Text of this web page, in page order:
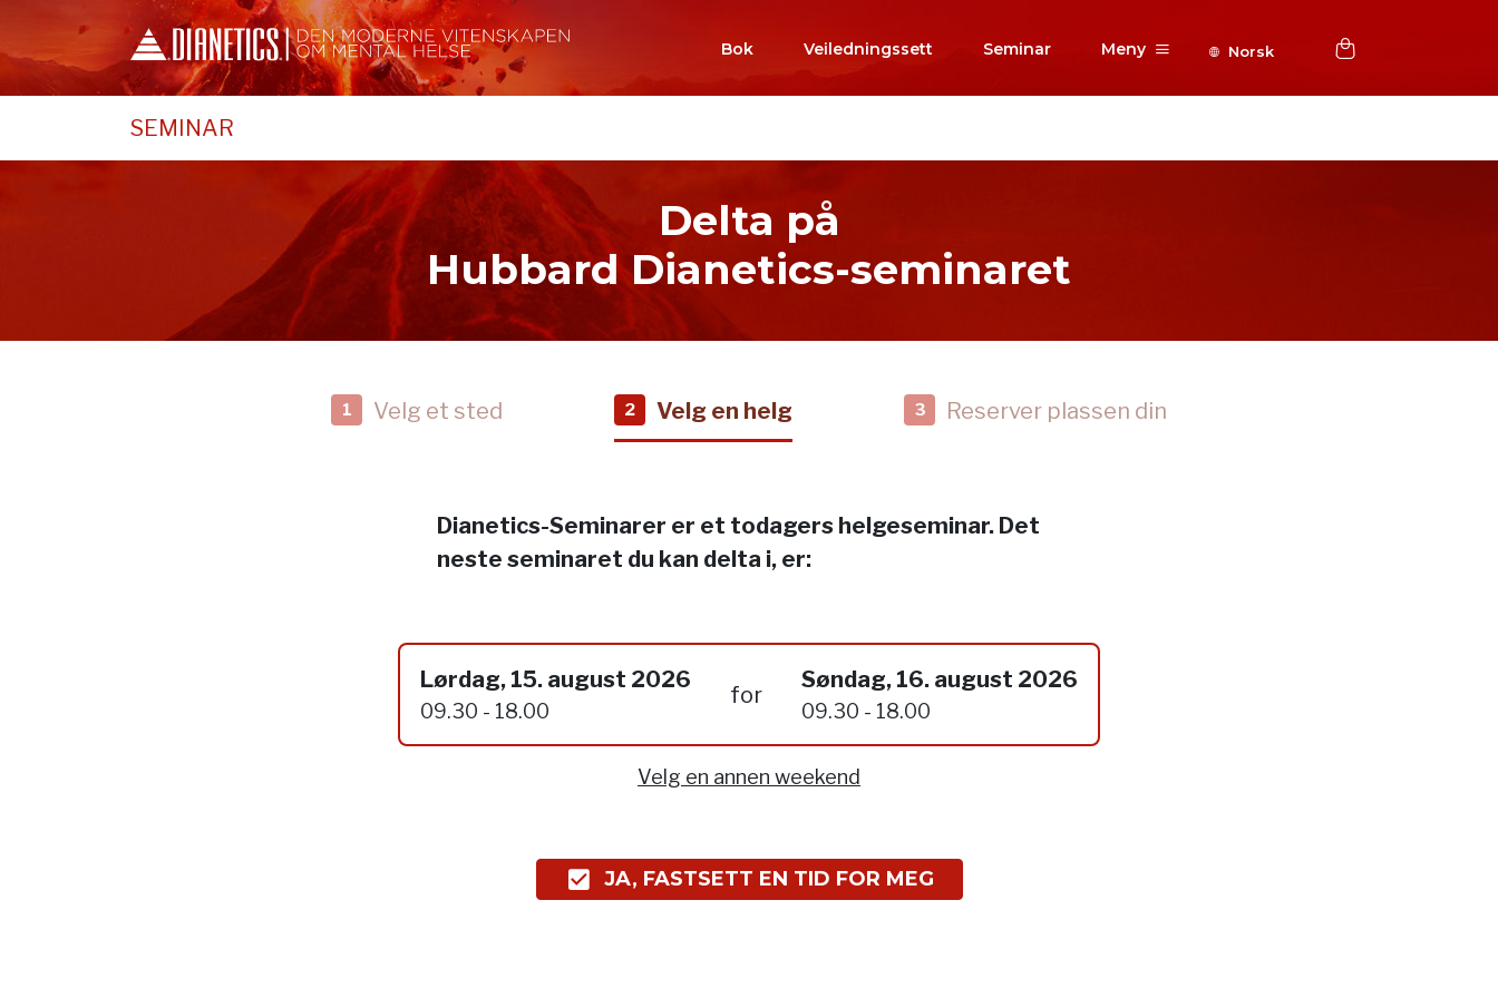
Bok Veiledningssett Seminar Meny Norsk
SEMINAR
Delta på
Hubbard Dianetics-seminaret
1 Velg et sted 2 Velg en helg 3 Reserver plassen din
Dianetics-Seminarer er et todagers helgeseminar. Det
neste seminaret du kan delta i, er:
Lørdag, 15. august 2026
09.30 - 18.00
for
Søndag, 16. august 2026
09.30 - 18.00
Velg en annen weekend
JA, FASTSETT EN TID FOR MEG